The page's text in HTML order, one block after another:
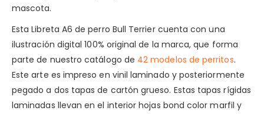
mascota.
Esta Libreta A6 de perro Bull Terrier cuenta con una
ilustración digital 100% original de la marca, que forma
parte de nuestro catálogo de 42 modelos de perritos.
Este arte es impreso en vinil laminado y posteriormente
pegado a dos tapas de cartón grueso. Estas tapas rígidas
laminadas llevan en el interior hojas bond color marfil y